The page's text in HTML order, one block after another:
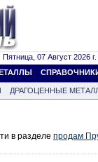
07 Август 2026 г.
ДРАГОЦЕННЫЕ
в разделе продам